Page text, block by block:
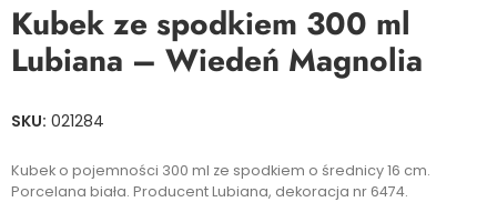
Kubek ze spodkiem 300 ml
Lubiana – Wiedeń Magnolia
SKU: 021284
Kubek o pojemności 300 ml ze spodkiem o średnicy 16 cm.
Porcelana biała. Producent Lubiana, dekoracja nr 6474.